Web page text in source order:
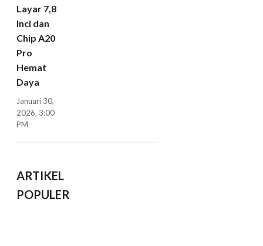
Layar 7,8
Inci dan
Chip A20
Pro
Hemat
Daya
Januari 30,
2026, 3:00
PM
ARTIKEL
POPULER